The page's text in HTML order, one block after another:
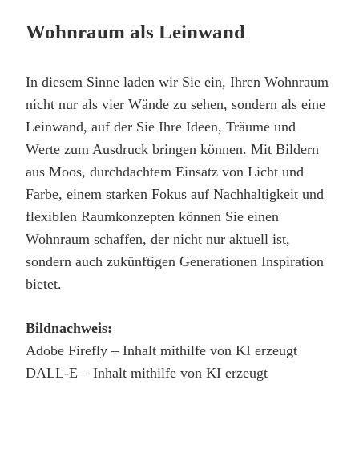
Wohnraum als Leinwand
In diesem Sinne laden wir Sie ein, Ihren Wohnraum
nicht nur als vier Wände zu sehen, sondern als eine
Leinwand, auf der Sie Ihre Ideen, Träume und
Werte zum Ausdruck bringen können. Mit Bildern
aus Moos, durchdachtem Einsatz von Licht und
Farbe, einem starken Fokus auf Nachhaltigkeit und
flexiblen Raumkonzepten können Sie einen
Wohnraum schaffen, der nicht nur aktuell ist,
sondern auch zukünftigen Generationen Inspiration
bietet.
Bildnachweis:
Adobe Firefly – Inhalt mithilfe von KI erzeugt
DALL-E – Inhalt mithilfe von KI erzeugt